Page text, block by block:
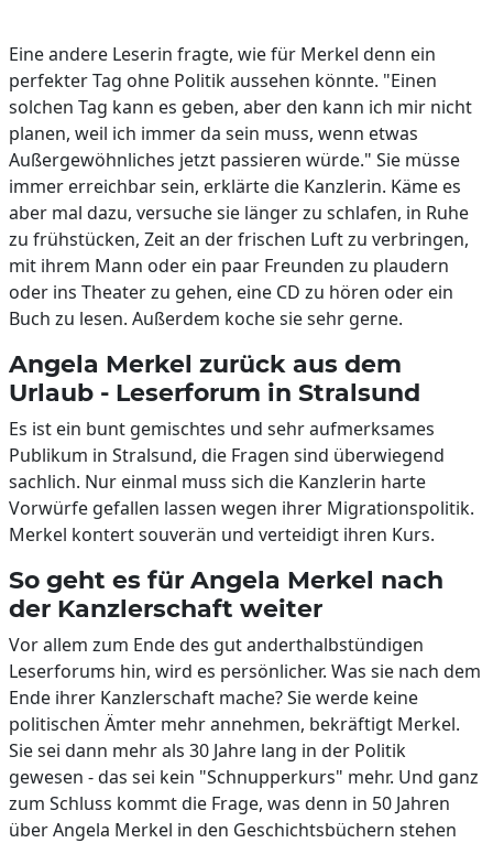
Eine andere Leserin fragte, wie für Merkel denn ein
perfekter Tag ohne Politik aussehen könnte. "Einen
solchen Tag kann es geben, aber den kann ich mir nicht
planen, weil ich immer da sein muss, wenn etwas
Außergewöhnliches jetzt passieren würde." Sie müsse
immer erreichbar sein, erklärte die Kanzlerin. Käme es
aber mal dazu, versuche sie länger zu schlafen, in Ruhe
zu frühstücken, Zeit an der frischen Luft zu verbringen,
mit ihrem Mann oder ein paar Freunden zu plaudern
oder ins Theater zu gehen, eine CD zu hören oder ein
Buch zu lesen. Außerdem koche sie sehr gerne.
Angela Merkel zurück aus dem
Urlaub - Leserforum in Stralsund
Es ist ein bunt gemischtes und sehr aufmerksames
Publikum in Stralsund, die Fragen sind überwiegend
sachlich. Nur einmal muss sich die Kanzlerin harte
Vorwürfe gefallen lassen wegen ihrer Migrationspolitik.
Merkel kontert souverän und verteidigt ihren Kurs.
So geht es für Angela Merkel nach
der Kanzlerschaft weiter
Vor allem zum Ende des gut anderthalbstündigen
Leserforums hin, wird es persönlicher. Was sie nach dem
Ende ihrer Kanzlerschaft mache? Sie werde keine
politischen Ämter mehr annehmen, bekräftigt Merkel.
Sie sei dann mehr als 30 Jahre lang in der Politik
gewesen - das sei kein "Schnupperkurs" mehr. Und ganz
zum Schluss kommt die Frage, was denn in 50 Jahren
über Angela Merkel in den Geschichtsbüchern stehen